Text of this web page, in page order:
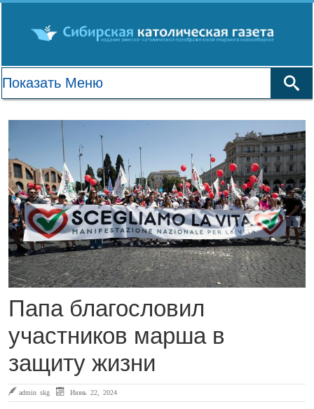
Папа благословил
участников марша в
защиту жизни
admin skg Июнь 22, 2024